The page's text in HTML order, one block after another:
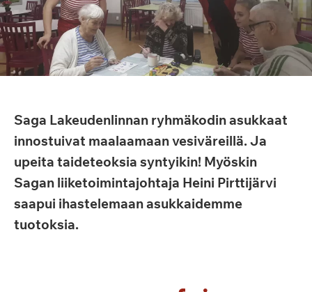
Saga Lakeudenlinnan ryhmäkodin asukkaat
innostuivat maalaamaan vesiväreillä. Ja
upeita taideteoksia syntyikin! Myöskin
Sagan liiketoimintajohtaja Heini Pirttijärvi
saapui ihastelemaan asukkaidemme
tuotoksia.